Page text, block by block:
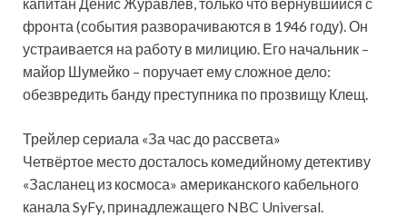
фронта (события разворачиваются в 1946 году). Он
устраивается на работу в милицию. Его начальник –
майор Шумейко – поручает ему сложное дело:
обезвредить банду преступника по прозвищу Клещ.
Трейлер сериала «За час до рассвета»
Четвёртое место досталось комедийному детективу
«Засланец из космоса» американского кабельного
канала SyFy, принадлежащего NBC Universal.